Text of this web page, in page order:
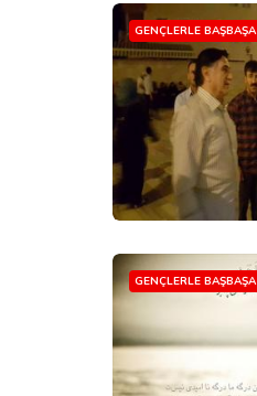
GENÇLERLE BAŞBAŞA
GENÇLERLE BAŞBAŞA